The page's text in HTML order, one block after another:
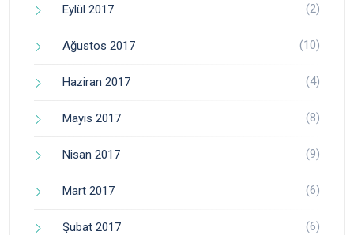
Eylül 2017 (2)
Ağustos 2017 (10)
Haziran 2017 (4)
Mayıs 2017 (8)
Nisan 2017 (9)
Mart 2017 (6)
Şubat 2017 (6)